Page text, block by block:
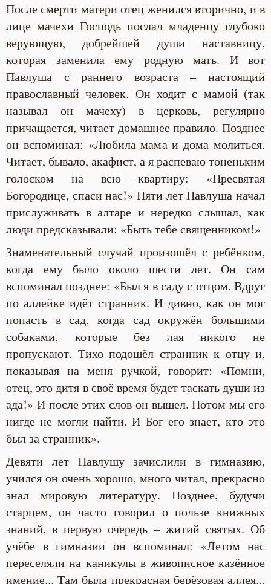
После смерти матери отец женился вторично, и в
лице мачехи Господь послал младенцу глубоко
верующую, добрейшей души наставницу,
которая заменила ему родную мать. И вот
Павлуша с раннего возраста – настоящий
православный человек. Он ходит с мамой (так
называл он мачеху) в церковь, регулярно
причащается, читает домашнее правило. Позднее
он вспоминал: «Любила мама и дома молиться.
Читает, бывало, акафист, а я распеваю тоненьким
голоском на всю квартиру: «Пресвятая
Богородице, спаси нас!» Пяти лет Павлуша начал
прислуживать в алтаре и нередко слышал, как
люди предсказывали: «Быть тебе священником!»
Знаменательный случай произошёл с ребёнком,
когда ему было около шести лет. Он сам
вспоминал позднее: «Был я в саду с отцом. Вдруг
по аллейке идёт странник. И дивно, как он мог
попасть в сад, когда сад окружён большими
собаками, которые без лая никого не
пропускают. Тихо подошёл странник к отцу и,
показывая на меня ручкой, говорит: «Помни,
отец, это дитя в своё время будет таскать души из
ада!» И после этих слов он вышел. Потом мы его
нигде не могли найти. И Бог его знает, кто это
был за странник».
Девяти лет Павлушу зачислили в гимназию,
учился он очень хорошо, много читал, прекрасно
знал мировую литературу. Позднее, будучи
старцем, он часто говорил о пользе книжных
знаний, в первую очередь – житий святых. Об
учёбе в гимназии он вспоминал: «Летом нас
переселяли на каникулы в живописное казённое
имение... Там была прекрасная берёзовая аллея...